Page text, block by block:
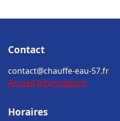
Contact
contact@chauffe-eau-57.fr
Accueil Informations
Horaires